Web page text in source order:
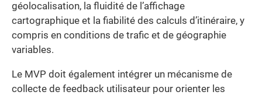
géolocalisation, la fluidité de l’affichage
cartographique et la fiabilité des calculs d’itinéraire, y
compris en conditions de trafic et de géographie
variables.
Le MVP doit également intégrer un mécanisme de
collecte de feedback utilisateur pour orienter les